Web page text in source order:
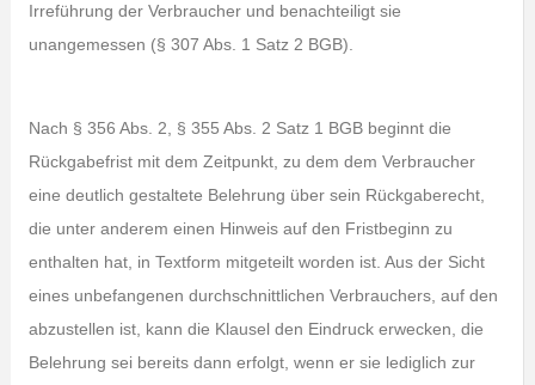
Irreführung der Verbraucher und benachteiligt sie
unangemessen (§ 307 Abs. 1 Satz 2 BGB).
Nach § 356 Abs. 2, § 355 Abs. 2 Satz 1 BGB beginnt die
Rückgabefrist mit dem Zeitpunkt, zu dem dem Verbraucher
eine deutlich gestaltete Belehrung über sein Rückgaberecht,
die unter anderem einen Hinweis auf den Fristbeginn zu
enthalten hat, in Textform mitgeteilt worden ist. Aus der Sicht
eines unbefangenen durchschnittlichen Verbrauchers, auf den
abzustellen ist, kann die Klausel den Eindruck erwecken, die
Belehrung sei bereits dann erfolgt, wenn er sie lediglich zur